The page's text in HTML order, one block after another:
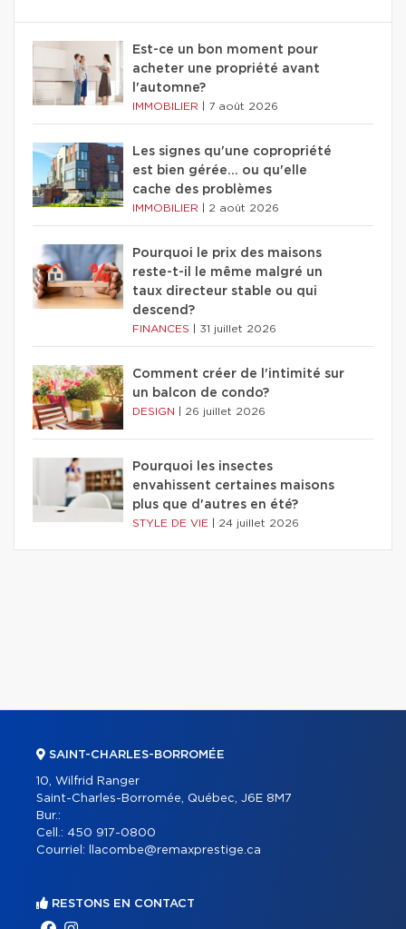
Est-ce un bon moment pour
acheter une propriété avant
l'automne?
IMMOBILIER 7 août 2026
Les signes qu'une copropriété
est bien gérée… ou qu'elle
cache des problèmes
IMMOBILIER 2 août 2026
Pourquoi le prix des maisons
reste-t-il le même malgré un
taux directeur stable ou qui
descend?
FINANCES 31 juillet 2026
Comment créer de l'intimité sur
un balcon de condo?
DESIGN 26 juillet 2026
Pourquoi les insectes
envahissent certaines maisons
plus que d'autres en été?
STYLE DE VIE 24 juillet 2026
SAINT-CHARLES-BORROMÉE
10, Wilfrid Ranger
Saint-Charles-Borromée, Québec, J6E 8M7
Bur.:
Cell.: 450 917-0800
Courriel:
llacombe@remaxprestige.ca
RESTONS EN CONTACT